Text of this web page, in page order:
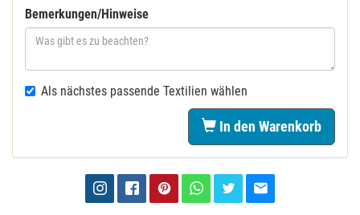
Bemerkungen/Hinweise
Als nächstes passende Textilien wählen
In den Warenkorb